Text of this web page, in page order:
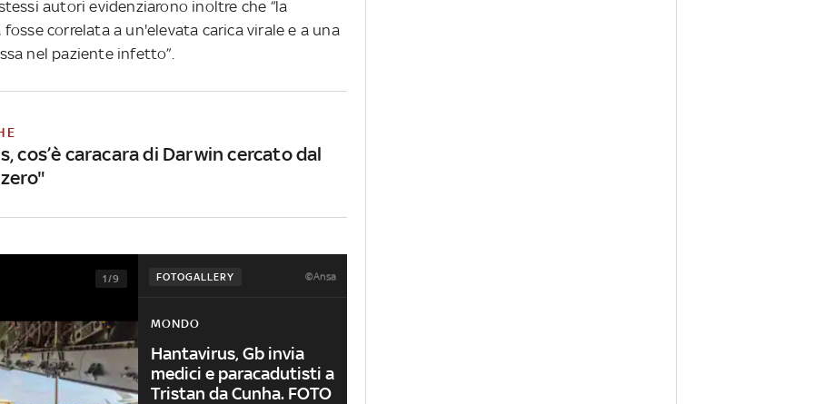
autori evidenziarono inoltre che “la
correlata a un'elevata carica virale e a una
nel paziente infetto”.
cos’è caracara di Darwin cercato dal
FOTOGALLERY ©Ansa
1/9
MONDO
Hantavirus, Gb invia
medici e paracadutisti a
Tristan da Cunha. FOTO